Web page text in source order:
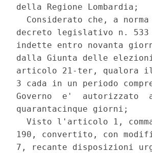
della Regione Lombardia;
Considerato che, a
decreto legislativo n.
indette entro novanta
dalla Giunta delle
articolo 21-ter, qualora il
3 cada in un periodo
Governo  e'  autorizzato
quarantacinque giorni;
Visto l'articolo 1,
190, convertito, con
7, recante disposizioni